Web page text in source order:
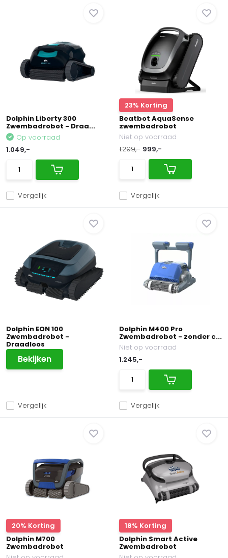
Dolphin Liberty 300
Zwembadrobot - Draa...
Vergelijk
Op voorraad
1.049,-
23% Korting
Beatbot AquaSense
zwembadrobot
Vergelijk
Niet op voorraad
1.299,- 999,-
Dolphin EON 100
Zwembadrobot -
Draadloos
Vergelijk
Bekijken
Dolphin M400 Pro
Zwembadrobot - zonder c...
Vergelijk
Niet op voorraad
1.245,-
20% Korting
Dolphin M700
Zwembadrobot
18% Korting
Dolphin Smart Active
Zwembadrobot